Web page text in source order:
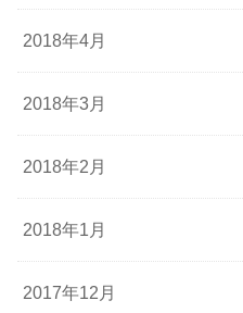
2018年4月
2018年3月
2018年2月
2018年1月
2017年12月